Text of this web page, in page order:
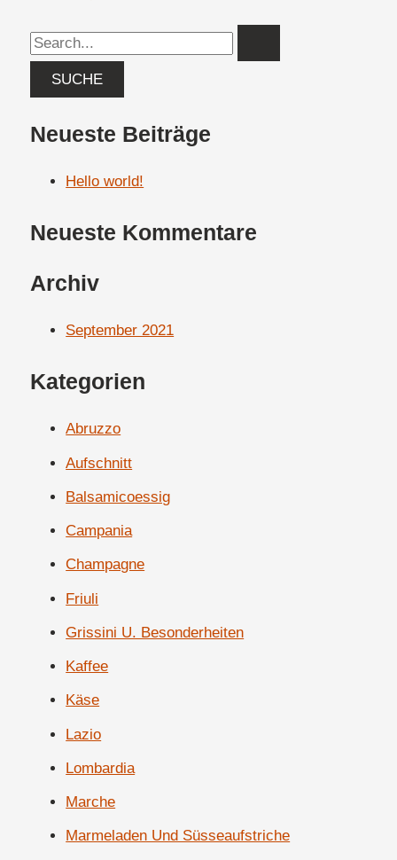
Neueste Beiträge
Hello world!
Neueste Kommentare
Archiv
September 2021
Kategorien
Abruzzo
Aufschnitt
Balsamicoessig
Campania
Champagne
Friuli
Grissini U. Besonderheiten
Kaffee
Käse
Lazio
Lombardia
Marche
Marmeladen Und Süsseaufstriche